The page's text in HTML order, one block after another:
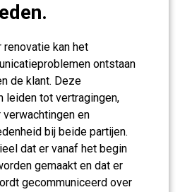
renovatie kan het
ontstaan
de klant. Deze
leiden tot vertragingen,
en
bij beide partijen.
dat er vanaf het begin
gemaakt en dat er
gecommuniceerd over